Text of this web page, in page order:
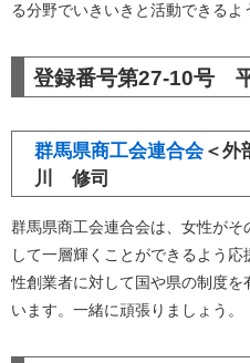
る分野でいきいきと活動できるよ
登録番号第27-10号
群馬県商工会連合会 ＜外
川 修司
群馬県商工会連合会は、女性がそ
して一層輝くことができるよう
性創業者に対して国や県の制度
います。一緒に頑張りましょう。